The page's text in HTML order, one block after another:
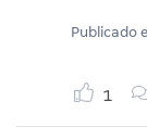
Publicado
1